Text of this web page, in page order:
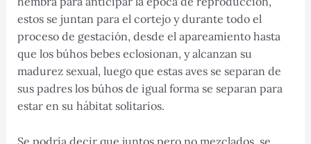
estos se juntan para el cortejo y durante todo el
proceso de gestación, desde el apareamiento hasta
que los búhos bebes eclosionan, y alcanzan su
madurez sexual, luego que estas aves se separan de
sus padres los búhos de igual forma se separan para
estar en su hábitat solitarios.
Se podría decir que juntos pero no mezclados, se